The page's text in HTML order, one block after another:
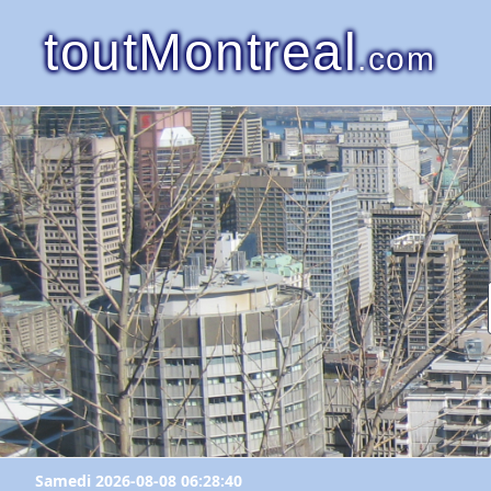
toutMontreal.com
Samedi 2026-08-08 06:28:40